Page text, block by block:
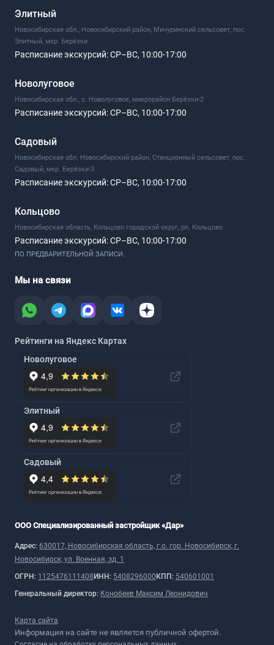
Элитный
Новосибирская обл., Новосибирский район, Мичуринский сельсовет, пос.
Элитный, мкр. Берёзки
Расписание экскурсий:СР–ВС, 10:00-17:00
Новолуговое
Новосибирская обл., с. Новолуговое, микрорайон Берёзки-2
Расписание экскурсий:СР–ВС, 10:00-17:00
Садовый
Новосибирская обл. Новосибирский район, Станционный сельсовет, пос.
Садовый, мкр. Берёзки-3
Расписание экскурсий:СР–ВС, 10:00-17:00
Кольцово
Новосибирская область, Кольцово городской округ, рп. Кольцово
Расписание экскурсий:СР–ВС, 10:00-17:00
ПО ПРЕДВАРИТЕЛЬНОЙ ЗАПИСИ.
Мы на связи
Рейтинги на Яндекс Картах
Новолуговое
Элитный
Садовый
ООО Специализированный застройщик «Дар»
Адрес: 630017, Новосибирская область, г.о. гор. Новосибирск, г.
Новосибирск, ул. Военная, зд. 1
ОГРН: 1125476111408 ИНН: 5408296000 КПП: 540601001
Генеральный директор: Конобеев Максим Леонидович
Карта сайта
Информация на сайте не является публичной офертой.